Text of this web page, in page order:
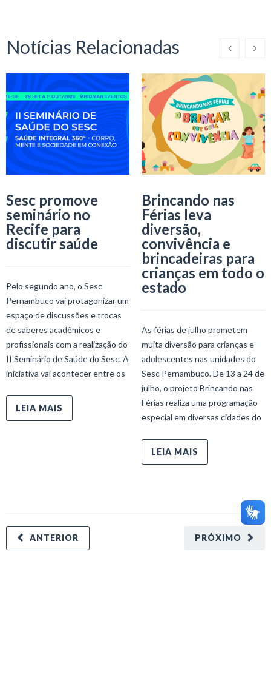
Notícias Relacionadas
Sesc promove
seminário no
Recife para
discutir saúde
Pelo segundo ano, o Sesc
Pernambuco vai protagonizar um
espaço de discussões e trocas
de saberes acadêmicos e
profissionais com a realização do
II Seminário de Saúde do Sesc. A
iniciativa vai acontecer entre os
LEIA MAIS
Brincando nas
Férias leva
diversão,
convivência e
brincadeiras para
crianças em todo o
estado
As férias de julho prometem
muita diversão para crianças e
adolescentes nas unidades do
Sesc Pernambuco. De 13 a 24 de
julho, o projeto Brincando nas
Férias realiza uma programação
especial em diversas cidades do
LEIA MAIS
PRÓXIMO
ANTERIOR